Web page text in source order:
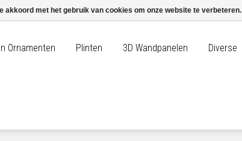
Ornamenten Plinten 3D Wandpanelen Diverse
akkoord met het gebruik van cookies om onze website te verbeteren.